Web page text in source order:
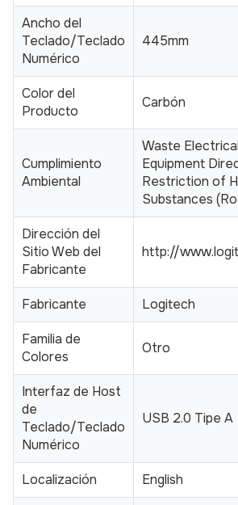
Ancho del
Teclado/Teclado
Numérico
445mm
Color del
Producto
Carbón
Cumplimiento
Ambiental
Waste
Equipment
Restriction of
Substances
Dirección del
Sitio Web del
Fabricante
http://
Fabricante Logitech
Familia de
Colores
Otro
Interfaz de Host
de
Teclado/Teclado
Numérico
USB 2.0 Tipe A
Localización English